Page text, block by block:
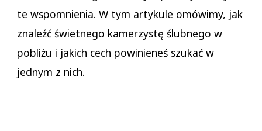
te wspomnienia. W tym artykule omówimy, jak
znaleźć świetnego kamerzystę ślubnego w
pobliżu i jakich cech powinieneś szukać w
jednym z nich.